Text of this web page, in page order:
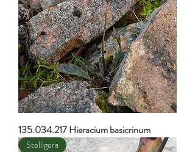
135.034.217 Hieracium basicrinum
Stelligera